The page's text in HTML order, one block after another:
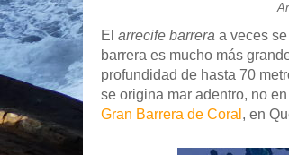
El arrecife barrera a veces
barrera es mucho más
profundidad de hasta 70
se origina mar adentro, no
Gran Barrera de Coral , en